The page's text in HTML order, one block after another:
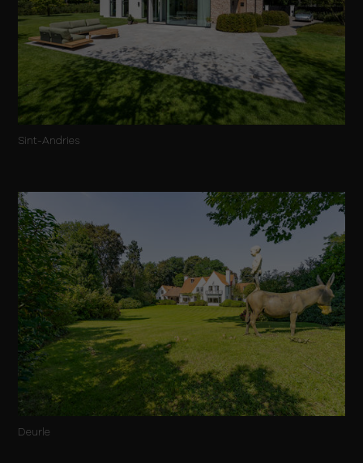
Sint-Andries
Deurle